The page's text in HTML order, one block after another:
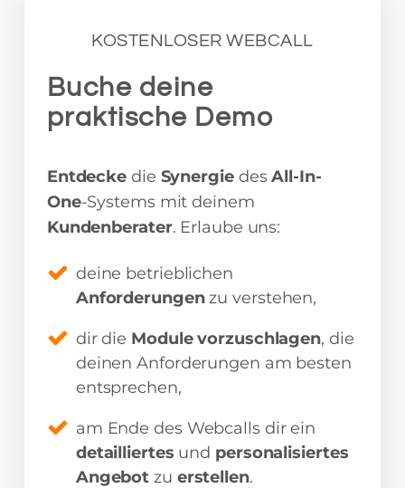
KOSTENLOSER WEBCALL
Buche deine
praktische Demo
Entdecke die Synergie desAll-In-
One-Systems mit deinem
Kundenberater. Erlaube uns:
deine betrieblichen
Anforderungenzu verstehen,
dir die Module vorzuschlagen, die
deinen Anforderungen am besten
entsprechen,
am Ende des Webcalls dir ein
detailliertes und personalisiertes
Angebotzu erstellen.